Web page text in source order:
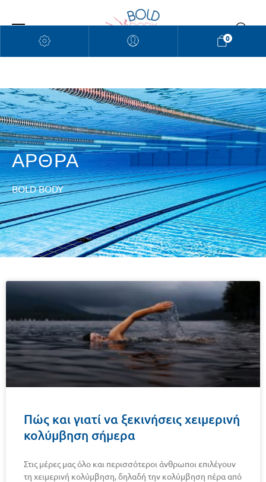
0
ΑΡΘΡΑ​
BOLD BODY
Πώς και γιατί να ξεκινήσεις χειμερινή
κολύμβηση σήμερα
Στις μέρες μας όλο και περισσότεροι άνθρωποι επιλέγουν
τη χειμερινή κολύμβηση, δηλαδή την κολύμβηση πέρα από